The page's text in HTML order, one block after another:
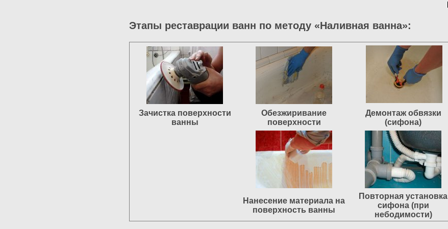
Этапы реставрации ванн по методу «Наливная ванна»:
Зачистка поверхности
ванны
Обезжиривание
поверхности
Демонтаж обвязки
(сифона)
Нанесение материала на
поверхность ванны
Повторная установка
сифона (при
небодимости)